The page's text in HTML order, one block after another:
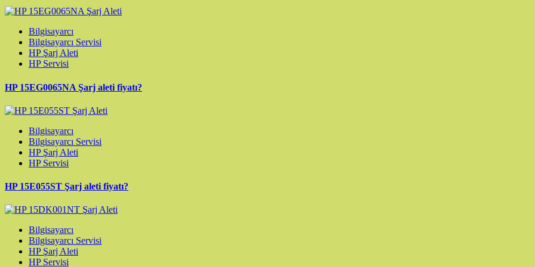
Bilgisayarcı
Bilgisayarcı Servisi
HP Şarj Aleti
HP Servisi
HP 15EG0065NA Şarj aleti fiyatı?
Bilgisayarcı
Bilgisayarcı Servisi
HP Şarj Aleti
HP Servisi
HP 15E055ST Şarj aleti fiyatı?
Bilgisayarcı
Bilgisayarcı Servisi
HP Şarj Aleti
HP Servisi